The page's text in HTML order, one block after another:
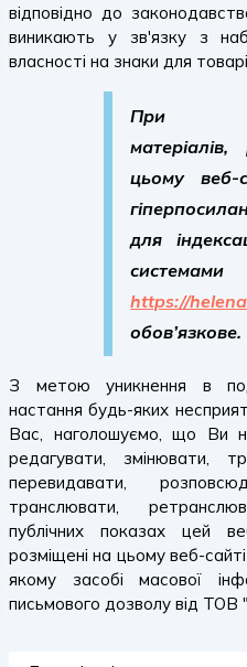
відповідно до
виникають у зв'язку з
власності на знаки для
При
цьому веб-
для
https://
обов’язкове.
З метою уникнення в
настання будь-яких
Вас, наголошуємо, що Ви
редагувати, змінювати,
перевидавати,
транслювати,
публічних показах цей
розміщені на цьому веб-
якому засобі масової
письмового дозволу від